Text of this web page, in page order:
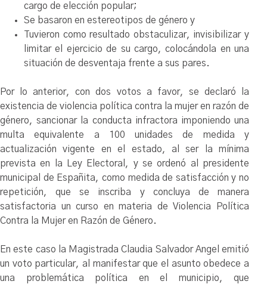
cargo de elección popular;
Se basaron en estereotipos de género y
Tuvieron como resultado obstaculizar, invisibilizar y
limitar el ejercicio de su cargo, colocándola en una
situación de desventaja frente a sus pares.
Por lo anterior, con dos votos a favor, se declaró la
existencia de violencia política contra la mujer en razón de
género, sancionar la conducta infractora imponiendo una
multa equivalente a 100 unidades de medida y
actualización vigente en el estado, al ser la mínima
prevista en la Ley Electoral, y se ordenó al presidente
municipal de Españita, como medida de satisfacción y no
repetición, que se inscriba y concluya de manera
satisfactoria un curso en materia de Violencia Política
Contra la Mujer en Razón de Género.
En este caso la Magistrada Claudia Salvador Angel emitió
un voto particular, al manifestar que el asunto obedece a
una problemática política en el municipio, que